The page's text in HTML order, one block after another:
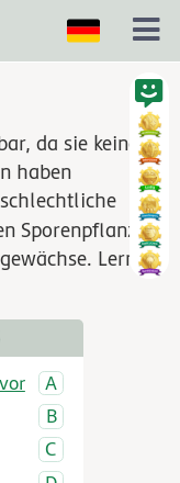
da sie keine
haben
Sporenpflanzen
Lerne